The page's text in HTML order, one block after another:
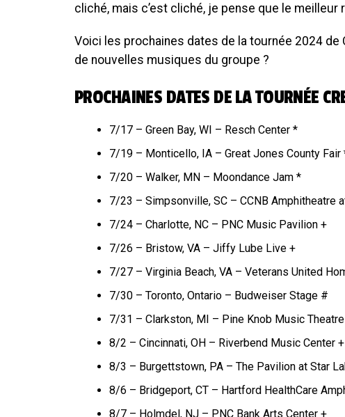
cliché, mais c’est cliché, je pense que le meilleur
Voici les prochaines dates de la tournée 2024 de
de nouvelles musiques du groupe ?
PROCHAINES DATES DE LA TOURNÉE
7/17 – Green Bay, WI – Resch Center *
7/19 – Monticello, IA – Great Jones County Fair
7/20 – Walker, MN – Moondance Jam *
7/23 – Simpsonville, SC – CCNB Amphitheatre
7/24 – Charlotte, NC – PNC Music Pavilion +
7/26 – Bristow, VA – Jiffy Lube Live +
7/27 – Virginia Beach, VA – Veterans United
7/30 – Toronto, Ontario – Budweiser Stage #
7/31 – Clarkston, MI – Pine Knob Music
8/2 – Cincinnati, OH – Riverbend Music Center +
8/3 – Burgettstown, PA – The Pavilion at Star
8/6 – Bridgeport, CT – Hartford HealthCare
8/7 – Holmdel, NJ – PNC Bank Arts Center +